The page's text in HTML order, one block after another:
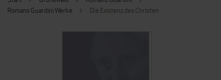
Romano Guardini Werke
Die Existenz des Christen